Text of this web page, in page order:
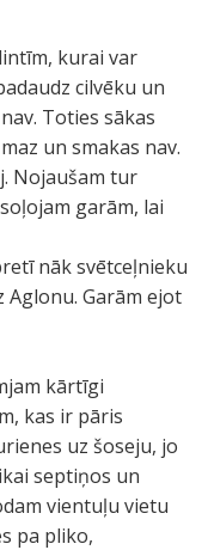
kurai var
cilvēku un
Toties sākas
un smakas nav.
Nojaušam tur
garām, lai
nāk svētceļnieku
Aglonu. Garām ejot
kārtīgi
kas ir pāris
uz šoseju, jo
septiņos un
vientuļu vietu
pa pliko,